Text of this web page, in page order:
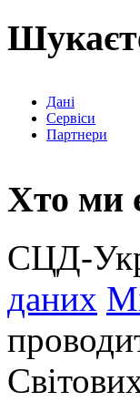
Дані
Сервіси
Партнери
Хто ми
СЦД-
даних